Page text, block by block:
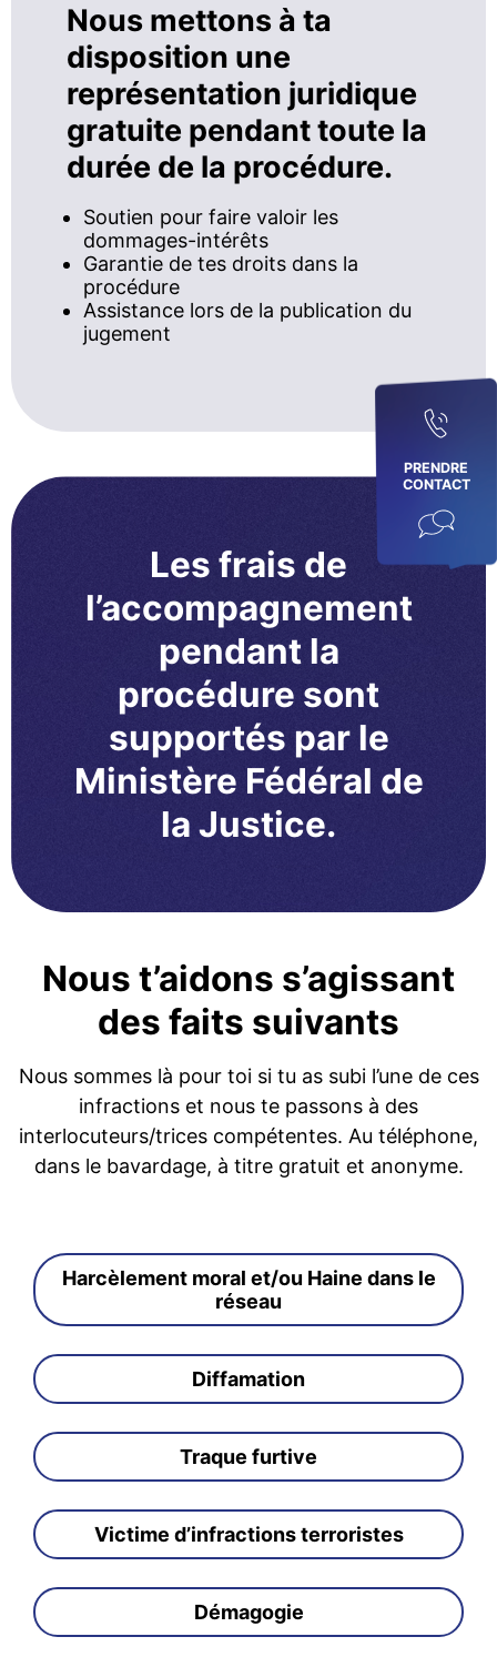
PRENDRE
CONTACT
Nous mettons à ta
disposition une
représentation juridique
gratuite pendant toute la
durée de la procédure.
Soutien pour faire valoir les
dommages-intérêts
Garantie de tes droits dans la
procédure
Assistance lors de la publication du
jugement
Les frais de
l’accompagnement
pendant la
procédure sont
supportés par le
Ministère Fédéral de
la Justice.
Nous t’aidons s’agissant
des faits suivants
Nous sommes là pour toi si tu as subi l’une de ces
infractions et nous te passons à des
interlocuteurs/trices compétentes. Au téléphone,
dans le bavardage, à titre gratuit et anonyme.
Harcèlement moral et/ou Haine dans le
réseau
Diffamation
Traque furtive
Victime d’infractions terroristes
Démagogie